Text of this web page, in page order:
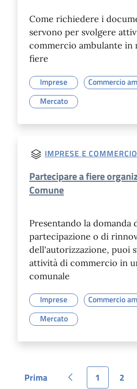
Come richiedere i
servono per svolgere
commercio ambulante in
fiere
Imprese
Commercio
Mercato
IMPRESE E COMMERCIO
Partecipare a fiere
Comune
Presentando la domanda
partecipazione o di
dell'autorizzazione, puoi
attività di commercio in
comunale
Imprese
Commercio
Mercato
Pagina
Prima Pagina precedente
Pagina
1 2